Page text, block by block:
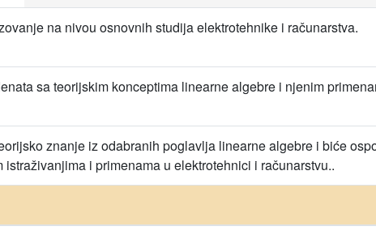
na nivou osnovnih studija elektrotehnike i računarstva.
sa teorijskim konceptima linearne algebre i njenim
znanje iz odabranih poglavlja linearne algebre i biće
istraživanjima i primenama u elektrotehnici i računarstvu..